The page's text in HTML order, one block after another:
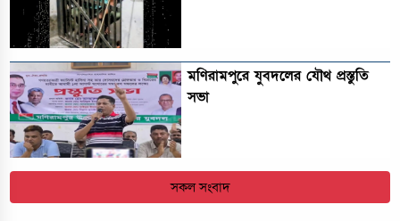
মণিরামপুরে যুবদলের যৌথ প্রস্তুতি
সভা
সকল সংবাদ